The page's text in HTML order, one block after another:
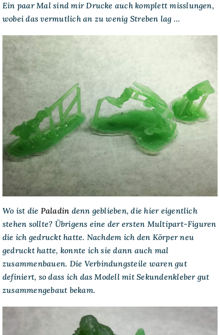
Ein paar Mal sind mir Drucke auch komplett misslungen,
wobei das vermutlich an zu wenig Streben lag …
Wo ist die Paladin denn geblieben, die hier eigentlich
stehen sollte? Übrigens eine der ersten Multipart-Figuren
die ich gedruckt hatte. Nachdem ich den Körper neu
gedruckt hatte, konnte ich sie dann auch mal
zusammenbauen. Die Verbindungsteile waren gut
definiert, so dass ich das Modell mit Sekundenkleber gut
zusammengebaut bekam.